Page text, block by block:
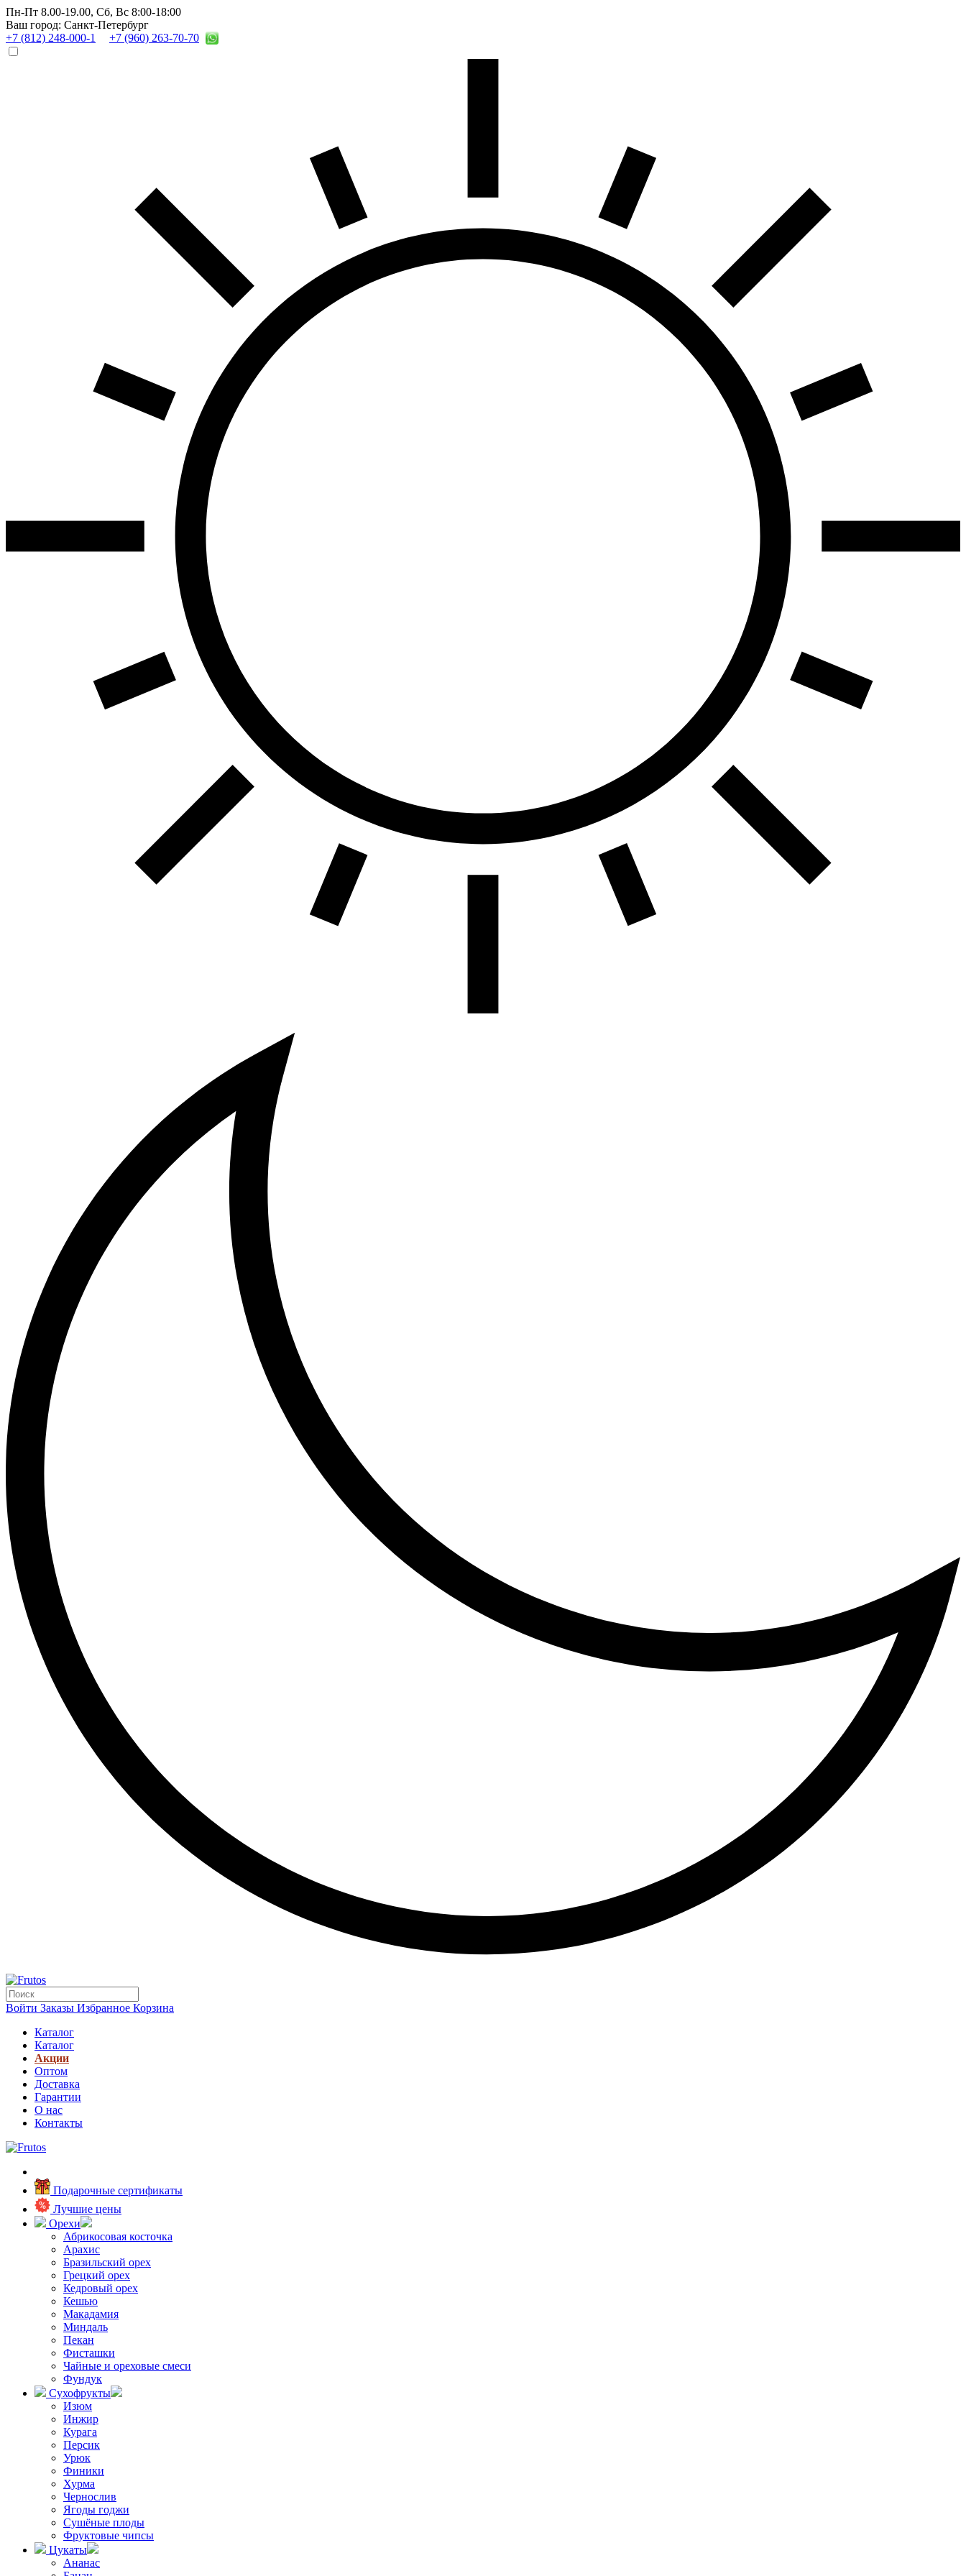
Пн-Пт 8.00-19.00, Сб, Вс 8:00-18:00
Ваш город: Санкт-Петербург
+7 (812) 248-000-1
+7 (960) 263-70-70
Войти Заказы Избранное Корзина
Каталог
Каталог
Акции
Оптом
Доставка
Гарантии
О нас
Контакты
Подарочные сертификаты
Лучшие цены
Орехи
Абрикосовая косточка
Арахис
Бразильский орех
Грецкий орех
Кедровый орех
Кешью
Макадамия
Миндаль
Пекан
Фисташки
Чайные и ореховые смеси
Фундук
Сухофрукты
Изюм
Инжир
Курага
Персик
Урюк
Финики
Хурма
Чернослив
Ягоды годжи
Сушёные плоды
Фруктовые чипсы
Цукаты
Ананас